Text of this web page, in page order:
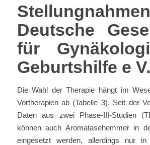
Stellungnahmen
Deutsche
für
Geburtshilfe e V.
Die Wahl der Therapie hängt im
Vortherapien ab (Tabelle 3). Seit der
Daten aus zwei Phase-III-Studien
können auch Aromatasehemmer in
eingesetzt werden, allerdings nur in